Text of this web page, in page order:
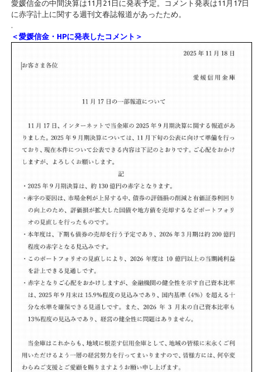
愛媛信金の中間決算は11月21日に発表予定。コメント発表は11月17日
に赤字計上に関する週刊文春誌報道があったため。
.
＜愛媛信金・HPに発表したコメント＞